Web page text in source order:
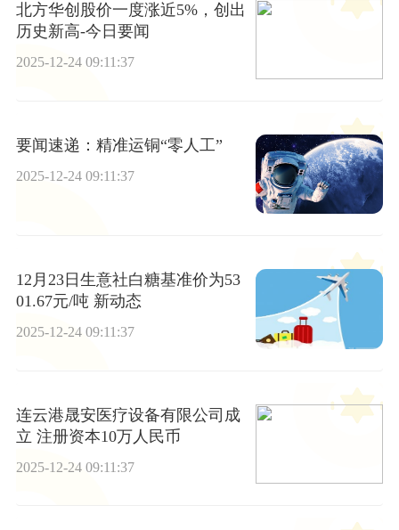
北方华创股价一度涨近5%，创出
历史新高-今日要闻
2025-12-24 09:11:37
要闻速递：精准运铜“零人工”
2025-12-24 09:11:37
12月23日生意社白糖基准价为53
01.67元/吨 新动态
2025-12-24 09:11:37
连云港晟安医疗设备有限公司成
立 注册资本10万人民币
2025-12-24 09:11:37